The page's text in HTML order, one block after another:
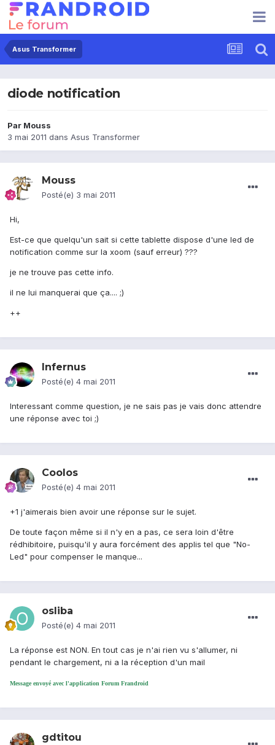
Asus Transformer
diode notification
Par Mouss
3 mai 2011 dans Asus Transformer
Mouss
Posté(e) 3 mai 2011
Hi,
Est-ce que quelqu'un sait si cette tablette dispose d'une led de
notification comme sur la xoom (sauf erreur) ???
je ne trouve pas cette info.
il ne lui manquerai que ça.... ;)
++
Infernus
Posté(e) 4 mai 2011
Interessant comme question, je ne sais pas je vais donc attendre
une réponse avec toi ;)
Coolos
Posté(e) 4 mai 2011
+1 j'aimerais bien avoir une réponse sur le sujet.
De toute façon même si il n'y en a pas, ce sera loin d'être
rédhibitoire, puisqu'il y aura forcément des applis tel que "No-
Led" pour compenser le manque...
osliba
Posté(e) 4 mai 2011
La réponse est NON. En tout cas je n'ai rien vu s'allumer, ni
pendant le chargement, ni a la réception d'un mail
Message envoyé avec l'application Forum Frandroid
gdtitou